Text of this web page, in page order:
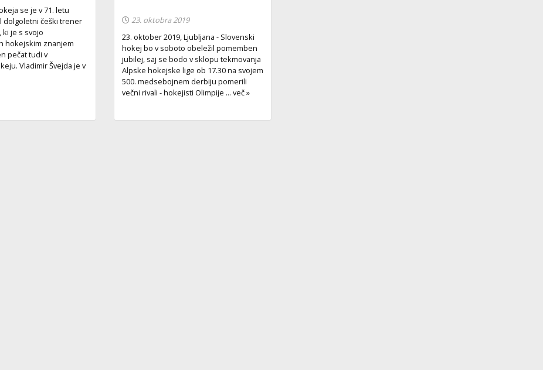
se je v 71. letu
dolgoletni češki trener
ki je s svojo
hokejskim znanjem
pečat tudi v
Vladimir Švejda je v
23. oktobra 2019
23. oktober 2019, Ljubljana - Slovenski
hokej bo v soboto obeležil pomemben
jubilej, saj se bodo v sklopu tekmovanja
Alpske hokejske lige ob 17.30 na svojem
500. medsebojnem derbiju pomerili
večni rivali - hokejisti Olimpije ... več »